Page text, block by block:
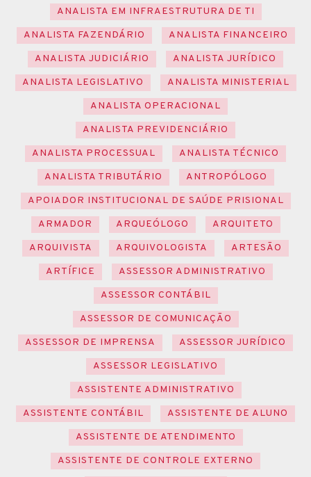
ANALISTA EM INFRAESTRUTURA DE TI
ANALISTA FAZENDÁRIO
ANALISTA FINANCEIRO
ANALISTA JUDICIÁRIO
ANALISTA JURÍDICO
ANALISTA LEGISLATIVO
ANALISTA MINISTERIAL
ANALISTA OPERACIONAL
ANALISTA PREVIDENCIÁRIO
ANALISTA PROCESSUAL
ANALISTA TÉCNICO
ANALISTA TRIBUTÁRIO
ANTROPÓLOGO
APOIADOR INSTITUCIONAL DE SAÚDE PRISIONAL
ARMADOR
ARQUEÓLOGO
ARQUITETO
ARQUIVISTA
ARQUIVOLOGISTA
ARTESÃO
ARTÍFICE
ASSESSOR ADMINISTRATIVO
ASSESSOR CONTÁBIL
ASSESSOR DE COMUNICAÇÃO
ASSESSOR DE IMPRENSA
ASSESSOR JURÍDICO
ASSESSOR LEGISLATIVO
ASSISTENTE ADMINISTRATIVO
ASSISTENTE CONTÁBIL
ASSISTENTE DE ALUNO
ASSISTENTE DE ATENDIMENTO
ASSISTENTE DE CONTROLE EXTERNO